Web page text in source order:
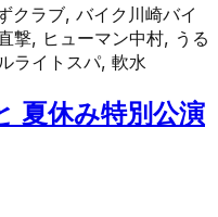
クラブ, バイク川崎バイ
撃, ヒューマン中村, うる
ライトスパ, 軟水
夏休み特別公演